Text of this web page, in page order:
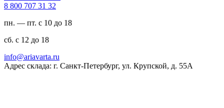
23 13 707 008 8
пн. — пт. с 10 до 18
сб. с 12 до 18
ur.atravaira@ofni
Адрес склада: г. Санкт-Петербург, ул. Крупской, д. 55А